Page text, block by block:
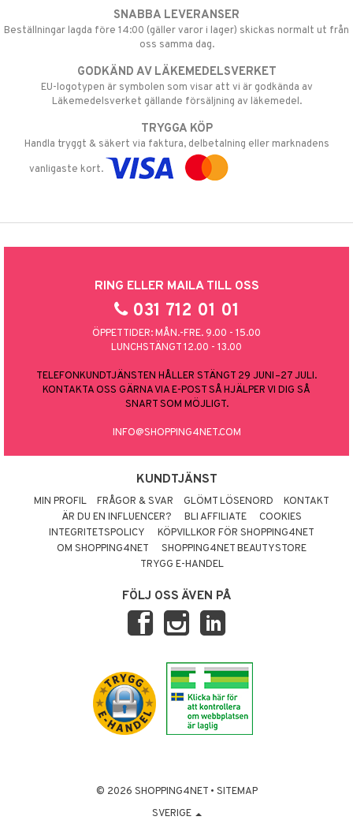
SNABBA LEVERANSER
Beställningar lagda före 14:00 (gäller varor i lager) skickas normalt ut från
oss samma dag.
GODKÄND AV LÄKEMEDELSVERKET
EU-logotypen är symbolen som visar att vi är godkända av
Läkemedelsverket gällande försäljning av läkemedel.
TRYGGA KÖP
Handla tryggt & säkert via faktura, delbetalning eller marknadens
vanligaste kort.
RING ELLER MAILA TILL OSS
031 712 01 01
ÖPPETTIDER: MÅN.-FRE. 9.00 - 15.00
LUNCHSTÄNGT 12.00 - 13.00
TELEFONKUNDTJÄNSTEN HÅLLER STÄNGT 29 JUNI–27 JULI.
KONTAKTA OSS GÄRNA VIA E-POST SÅ HJÄLPER VI DIG SÅ
SNART SOM MÖJLIGT.
INFO@SHOPPING4NET.COM
KUNDTJÄNST
MIN PROFIL FRÅGOR & SVAR GLÖMT LÖSENORD
KONTAKT
ÄR DU EN INFLUENCER?
BLI AFFILIATE
COOKIES
INTEGRITETSPOLICY
KÖPVILLKOR FÖR SHOPPING4NET
OM SHOPPING4NET
SHOPPING4NET BEAUTYSTORE
TRYGG E-HANDEL
FÖLJ OSS ÄVEN PÅ
© 2026 SHOPPING4NET • SITEMAP
SVERIGE